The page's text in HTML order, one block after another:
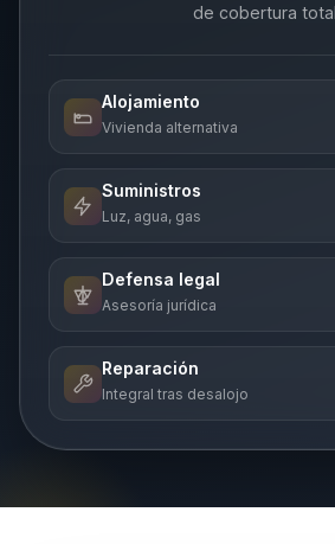
de cobertura total
Alojamiento
Vivienda alternativa
Suministros
Luz, agua, gas
Defensa legal
Asesoría jurídica
Reparación
Integral tras desalojo